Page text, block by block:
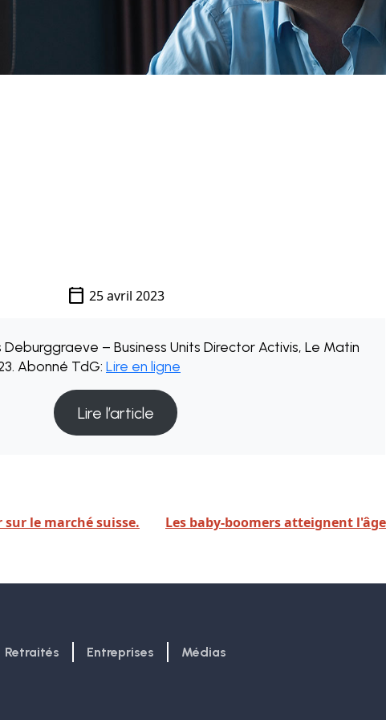
calendar_today 25 avril 2023
– Business Units Director Activis, Le Matin
Abonné TdG: Lire en ligne
Lire l’article
le marché suisse. Les baby-boomers atteignent
Retraités Entreprises Médias